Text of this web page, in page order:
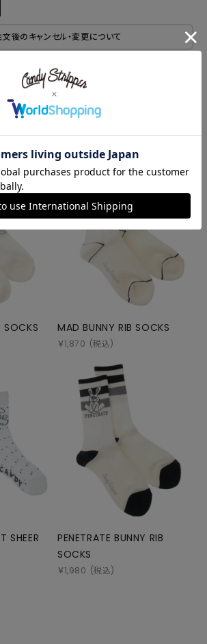
文後のキャンセル・変更について
ITEM
SOCKS MAD BUNNY RIB SOCKS
￥1,870 (税込)
SHEER
PENETRATE BUNNY RIB
SOCKS
￥1,980 (税込)